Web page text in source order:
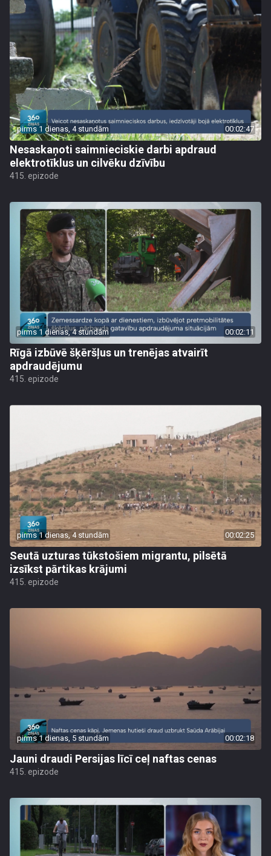
pirms 1 dienas, 4 stundām 00:02:47
Nesaskaņoti saimnieciskie darbi apdraud
elektrotīklus un cilvēku dzīvību
415. epizode
pirms 1 dienas, 4 stundām 00:02:11
Rīgā izbūvē šķēršļus un trenējas atvairīt
apdraudējumu
415. epizode
pirms 1 dienas, 4 stundām 00:02:25
Seutā uzturas tūkstošiem migrantu, pilsētā
izsīkst pārtikas krājumi
415. epizode
pirms 1 dienas, 5 stundām 00:02:18
Jauni draudi Persijas līcī ceļ naftas cenas
415. epizode